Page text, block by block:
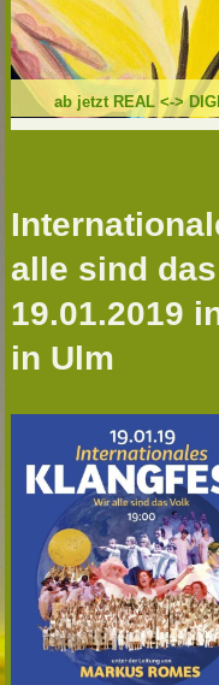
ab jetzt REAL <->
alle sind
19.01.2019
in Ulm